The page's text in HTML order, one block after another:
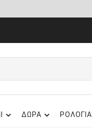
ΔΩΡΑ ΡΟΛΟΓΙΑ